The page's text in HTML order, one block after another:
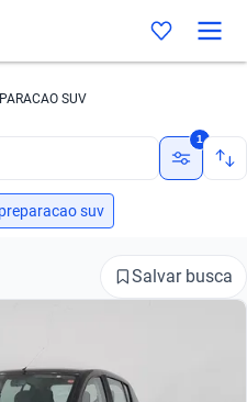
SUV
1
suv
Salvar busca